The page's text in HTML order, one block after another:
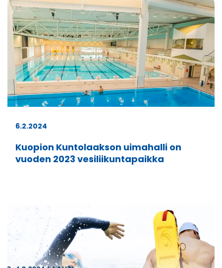
6.2.2024
Kuopion Kuntolaakson uimahalli on
vuoden 2023 vesiliikuntapaikka